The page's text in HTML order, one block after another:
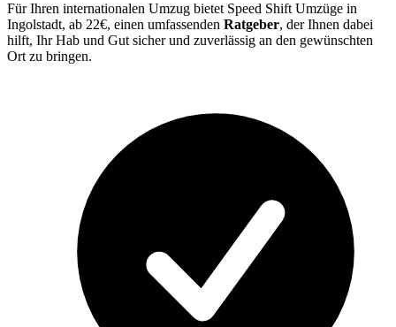
Für Ihren internationalen Umzug bietet Speed Shift Umzüge in
Ingolstadt, ab 22€, einen umfassenden Ratgeber, der Ihnen dabei
hilft, Ihr Hab und Gut sicher und zuverlässig an den gewünschten
Ort zu bringen.